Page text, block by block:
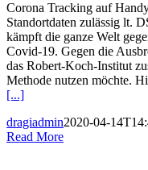
Corona Tracking auf
Standortdaten zulässig lt.
kämpft die ganze Welt
Covid-19. Gegen die
das Robert-Koch-Institut
Methode nutzen möchte.
[...]
dragiadmin2020-04-
Read More